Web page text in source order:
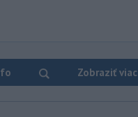
Zobraziť viac